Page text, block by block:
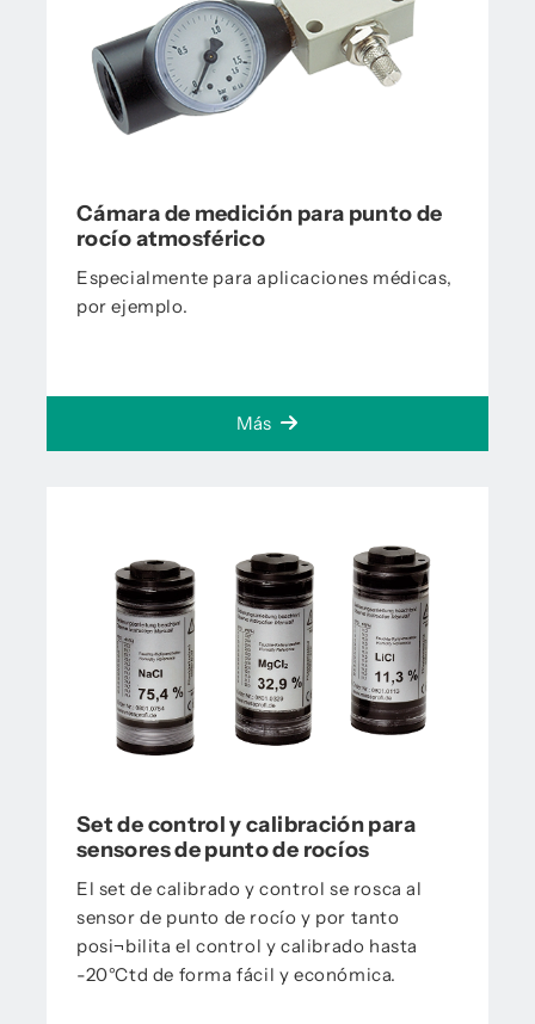
Cámara de medición para punto de
rocío atmosférico
Especialmente para aplicaciones médicas,
por ejemplo.
Más
Set de control y calibración para
sensores de punto de rocíos
El set de calibrado y control se rosca al
sensor de punto de rocío y por tanto
posi¬bilita el control y calibrado hasta
-20°Ctd de forma fácil y económica.